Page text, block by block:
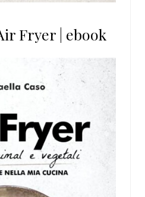
Fryer | ebook